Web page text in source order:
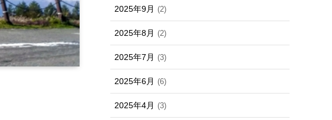
2025年9月 (2)
2025年8月 (2)
2025年7月 (3)
2025年6月 (6)
2025年4月 (3)